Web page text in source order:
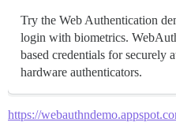
Try the Web Authentication
login with biometrics.
based credentials for securely
hardware authenticators.
https://